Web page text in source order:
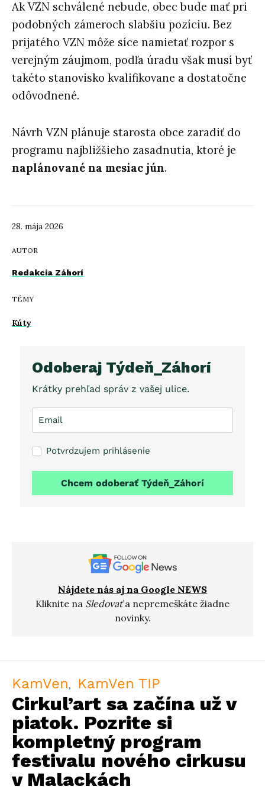
28. mája 2026
AUTOR
Redakcia Záhorí
TÉMY
Kúty
Ak VZN schválené nebude, obec bude mať pri
podobných zámeroch slabšiu pozíciu. Bez
prijatého VZN môže síce namietať rozpor s
verejným záujmom, podľa úradu však musí byť
takéto stanovisko kvalifikovane a dostatočne
odôvodnené.
Návrh VZN plánuje starosta obce zaradiť do
programu najbližšieho zasadnutia, ktoré je
naplánované na mesiac jún.
Odoberaj Týdeň_Záhorí
Krátky prehľad správ z vašej ulice.
Potvrdzujem prihlásenie
Chcem odoberať Týdeň_Záhorí
Nájdete nás aj na Google NEWS
Kliknite na Sledovaťa nepremeškáte žiadne
novinky.
KamVen KamVen TIP
Cirkul’art sa začína už v
piatok. Pozrite si
kompletný program
festivalu nového cirkusu
v Malackách